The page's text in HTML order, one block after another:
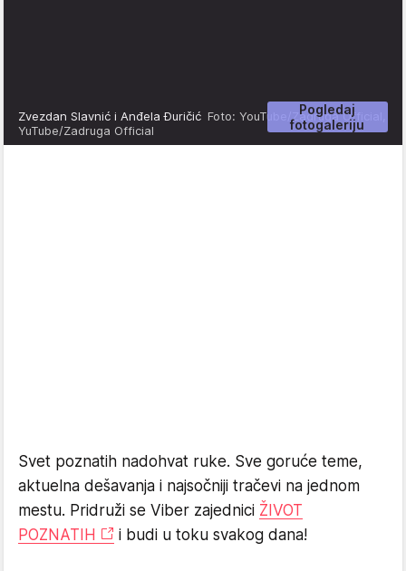
Pogledaj
fotogaleriju
Zvezdan Slavnić i Anđela Đuričić Foto: YouTube/Zadruga Official,
YuTube/Zadruga Official
Svet poznatih nadohvat ruke. Sve goruće teme,
aktuelna dešavanja i najsočniji tračevi na jednom
mestu. Pridruži se Viber zajednici ŽIVOT
POZNATIH
i budi u toku svakog dana!